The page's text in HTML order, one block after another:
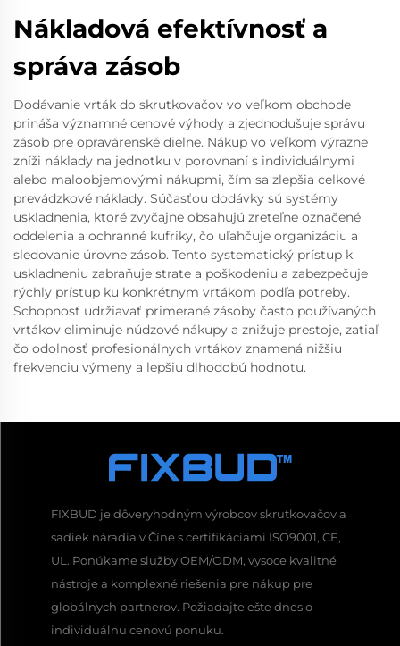
Nákladová efektívnosť a
správa zásob
Dodávanie vrták do skrutkovačov vo veľkom obchode
prináša významné cenové výhody a zjednodušuje správu
zásob pre opravárenské dielne. Nákup vo veľkom výrazne
zníži náklady na jednotku v porovnaní s individuálnymi
alebo maloobjemovými nákupmi, čím sa zlepšia celkové
prevádzkové náklady. Súčasťou dodávky sú systémy
uskladnenia, ktoré zvyčajne obsahujú zreteľne označené
oddelenia a ochranné kufriky, čo uľahčuje organizáciu a
sledovanie úrovne zásob. Tento systematický prístup k
uskladneniu zabraňuje strate a poškodeniu a zabezpečuje
rýchly prístup ku konkrétnym vrtákom podľa potreby.
Schopnosť udržiavať primerané zásoby často používaných
vrtákov eliminuje núdzové nákupy a znižuje prestoje, zatiaľ
čo odolnosť profesionálnych vrtákov znamená nižšiu
frekvenciu výmeny a lepšiu dlhodobú hodnotu.
FIXBUD je dôveryhodným výrobcov skrutkovačov a
sadiek náradia v Číne s certifikáciami ISO9001, CE,
UL. Ponúkame služby OEM/ODM, vysoce kvalitné
nástroje a komplexné riešenia pre nákup pre
globálnych partnerov. Požiadajte ešte dnes o
individuálnu cenovú ponuku.